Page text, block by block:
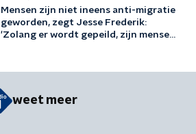
Mensen zijn niet ineens anti-migratie
geworden, zegt Jesse Frederik:
'Zolang er wordt gepeild, zijn mensen
weet meer